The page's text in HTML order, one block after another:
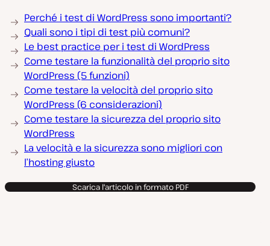
Perché i test di WordPress sono importanti?
Quali sono i tipi di test più comuni?
Le best practice per i test di WordPress
Come testare la funzionalità del proprio sito
WordPress (5 funzioni)
Come testare la velocità del proprio sito
WordPress (6 considerazioni)
Come testare la sicurezza del proprio sito
WordPress
La velocità e la sicurezza sono migliori con
l’hosting giusto
Scarica l'articolo in formato PDF